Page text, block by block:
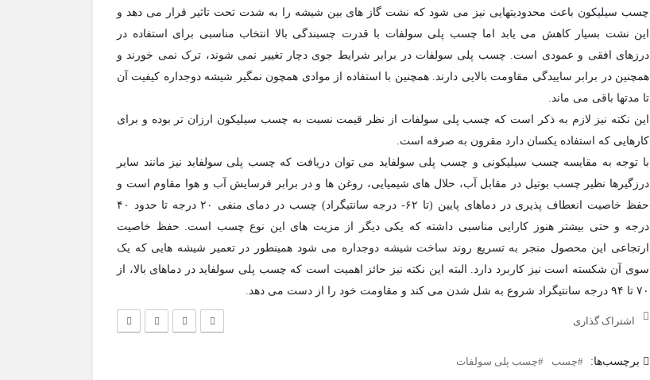
چسب سیلیکون باعث محدودیتهایی نیز می شود که نشت گاز های بین شیشه را به شدت تحت تاثیر قرار می دهد و
این نشت بسیار کاهش می یابد اما چسب پلی سولفات با قدرت چسبندگی بالا انتخاب مناسبی برای استفاده در
درزهای افقی و عمودی است. چسب پلی سولفات در برابر شرایط جوی دچار تغییر نمی شوند، ترک نمی خورند و
همچنین در برابر ساییدگی مقاومت بالایی دارند. همچنین با استفاده از موادی همچون نمگیر شیشه دوجداره کیفیت آن
تا مدتها باقی می ماند.
این نکته نیز لازم به ذکر است که چسب پلی سولفات از نظر قیمت نسبت به چسب سیلیکون ارزان تر بوده و برای
کارهایی که استفاده یکسان دارد مقرون به صرفه است.
با توجه به مقایسه چسب سیلیکونی و چسب پلی سولفاید می توان دریافت که چسب پلی سولفاید نیز مانند سایر
درزگیرها نظیر چسب بوتیل در مقابل آب، حلال های شیمیایی، روغن ها و در برابر فرسایش آب و هوا مقاوم است و
حفظ خاصیت انعطاف پذیری در دماهای پایین (تا ۶۲- درجه سانتیگراد) چسب در دمای منفی ۲۰ درجه تا حدود ۴۰
درجه و حتی بیشتر هنوز کارایی مناسبی داشته که یکی دیگر از مزیت های این نوع چسب است. حفظ خاصیت
ارتجاعی این محصول منجر به تسریع روند ساخت شیشه دوجداره می شود همینطور در تعمیر شیشه هایی که یک
سوی آن شکسته است نیز کاربرد دارد. البته این نکته نیز حائز اهمیت است که چسب پلی سولفاید در دماهای بالا، از
۷۰ تا ۹۴ درجه سانتیگراد شروع به شل شدن می کند و مقاومت خود را از دست می دهد.
اشتراک گذاری
برچسب‌ها: چسب چسب پلی سولفات